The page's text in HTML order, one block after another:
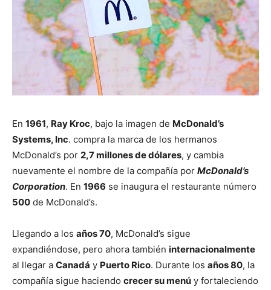
En 1961, Ray Kroc, bajo la imagen de McDonald’s
Systems, Inc. compra la marca de los hermanos
McDonald’s por 2,7 millones de dólares, y cambia
nuevamente el nombre de la compañía por McDonald’s
Corporation. En 1966 se inaugura el restaurante número
500 de McDonald’s.
Llegando a los años 70, McDonald’s sigue
expandiéndose, pero ahora también internacionalmente
al llegar a Canadá y Puerto Rico. Durante los años 80, la
compañía sigue haciendo crecer su menú y fortaleciendo